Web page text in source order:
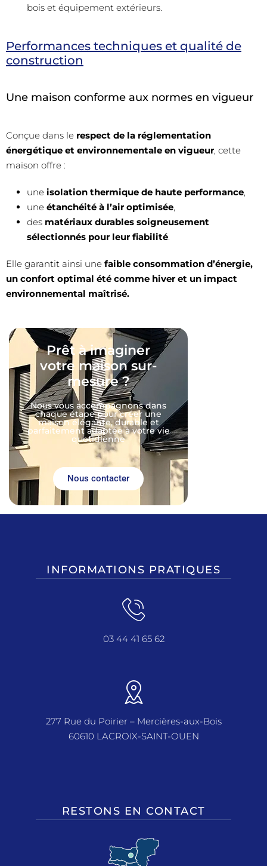
bois et équipement extérieurs.
Performances techniques et qualité de
construction
Une maison conforme aux normes en vigueur
Conçue dans le respect de la réglementation
énergétique et environnementale en vigueur, cette
maison offre :
une isolation thermique de haute performance,
une étanchéité à l’air optimisée,
des matériaux durables soigneusement
sélectionnés pour leur fiabilité.
Elle garantit ainsi une faible consommation d’énergie,
un confort optimal été comme hiver et un impact
environnemental maîtrisé.
Prêt à imaginer
votre maison sur-
mesure ?
Nous vous accompagnons dans
chaque étape pour créer une
maison élégante, durable et
parfaitement adaptée à votre vie
quotidienne
Nous contacter
INFORMATIONS PRATIQUES
03 44 41 65 62
277 Rue du Poirier – Mercières-aux-Bois
60610 LACROIX-SAINT-OUEN
RESTONS EN CONTACT